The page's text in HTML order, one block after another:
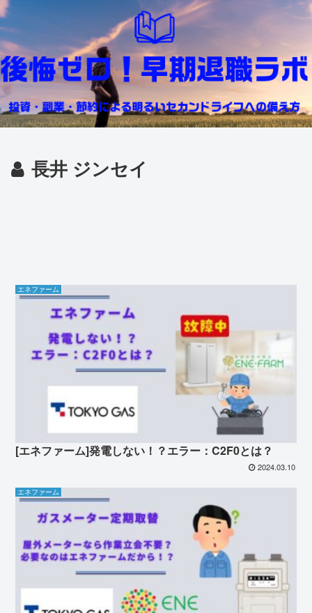
長井 ジンセイ
エネファーム
[エネファーム]発電しない！？エラー：C2F0とは？
2024.03.10
エネファーム